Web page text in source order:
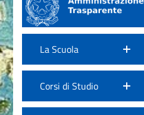
La Scuola
Corsi di Studio